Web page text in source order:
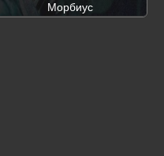
Морбиус